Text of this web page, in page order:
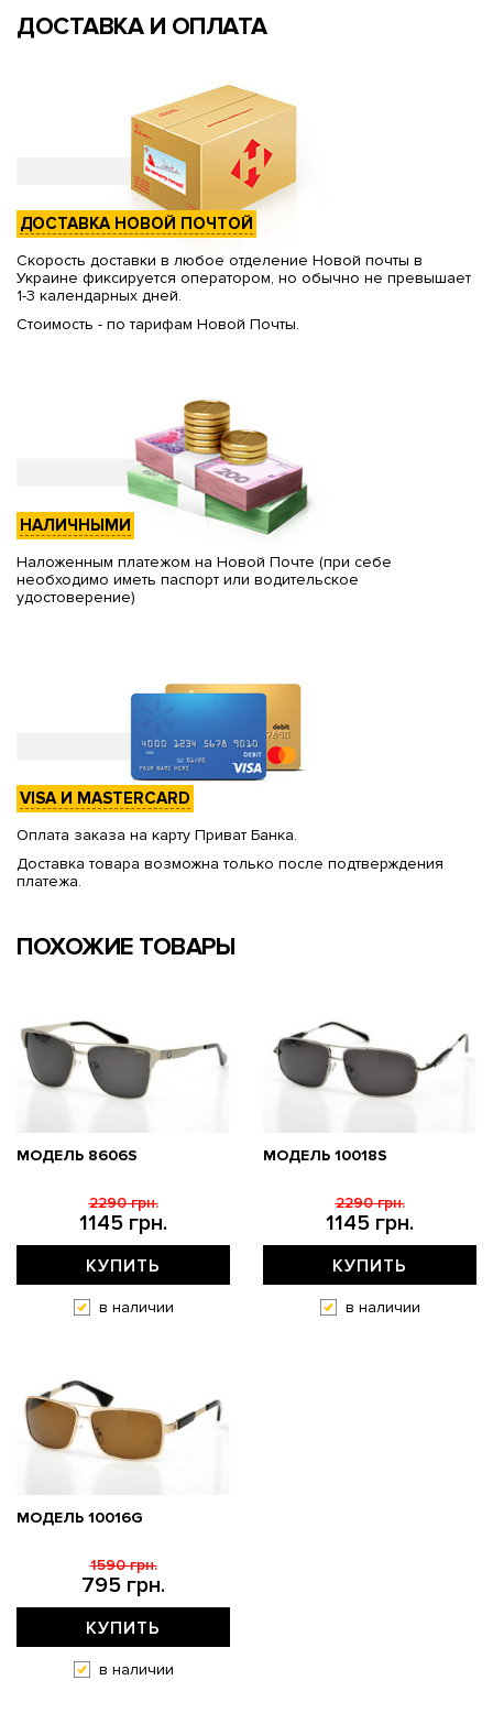
ДОСТАВКА И ОПЛАТА
ДОСТАВКА НОВОЙ ПОЧТОЙ
Скорость доставки в любое отделение Новой почты в
Украине фиксируется оператором, но обычно не превышает
1-3 календарных дней.
Стоимость - по тарифам Новой Почты.
НАЛИЧНЫМИ
Наложенным платежом на Новой Почте (при себе
необходимо иметь паспорт или водительское
удостоверение)
VISA И MASTERCARD
Оплата заказа на карту Приват Банка.
Доставка товара возможна только после подтверждения
платежа.
ПОХОЖИЕ ТОВАРЫ
МОДЕЛЬ 8606S
1145 грн.
2290 грн.
КУПИТЬ
в наличии
МОДЕЛЬ 10018S
1145 грн.
2290 грн.
КУПИТЬ
в наличии
МОДЕЛЬ 10016G
795 грн.
1590 грн.
КУПИТЬ
в наличии